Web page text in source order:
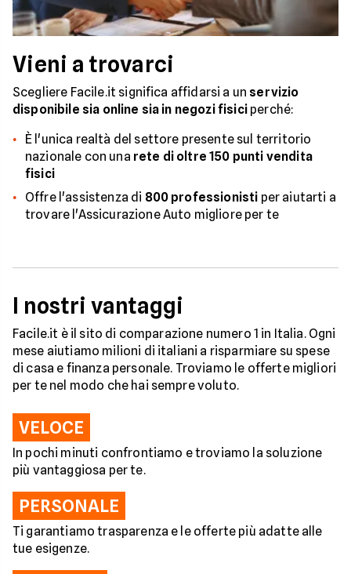
Vieni a trovarci
Scegliere Facile.it significa affidarsi a un servizio
disponibile sia online sia in negozi fisiciperché:
È l'unica realtà del settore presente sul territorio
nazionale con una rete di oltre 150 punti vendita
fisici
Offre l'assistenza di 800 professionisti per aiutarti a
trovare l'Assicurazione Auto migliore per te
I nostri vantaggi
Facile.it è il sito di comparazione numero 1 in Italia. Ogni
mese aiutiamo milioni di italiani a risparmiare su spese
di casa e finanza personale. Troviamo le offerte migliori
per te nel modo che hai sempre voluto.
VELOCE
In pochi minuti confrontiamo e troviamo la soluzione
più vantaggiosa per te.
PERSONALE
Ti garantiamo trasparenza e le offerte più adatte alle
tue esigenze.